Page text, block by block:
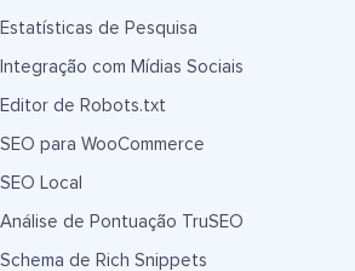
Estatísticas de Pesquisa
Integração com Mídias Sociais
Editor de Robots.txt
SEO para WooCommerce
SEO Local
Análise de Pontuação TruSEO
Schema de Rich Snippets